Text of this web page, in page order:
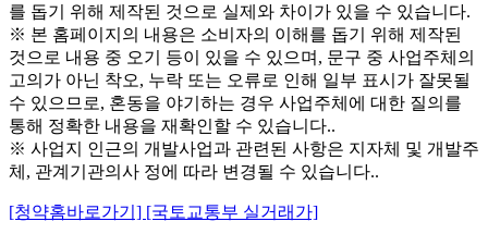
를 돕기 위해 제작된 것으로 실제와 차이가 있을 수 있습니다.
※ 본 홈페이지의 내용은 소비자의 이해를 돕기 위해 제작된
것으로 내용 중 오기 등이 있을 수 있으며, 문구 중 사업주체의
고의가 아닌 착오, 누락 또는 오류로 인해 일부 표시가 잘못될
수 있으므로, 혼동을 야기하는 경우 사업주체에 대한 질의를
통해 정확한 내용을 재확인할 수 있습니다..
※ 사업지 인근의 개발사업과 관련된 사항은 지자체 및 개발주
체, 관계기관의사 정에 따라 변경될 수 있습니다..
[청약홈바로가기] [국토교통부 실거래가]